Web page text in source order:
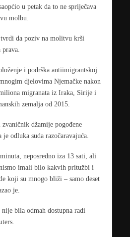
u petak da to ne spriječava
molbu.
da poziv na molitvu krši
prava.
i podrška antiimigrantskoj
djelovima Njemačke nakon
migranata iz Iraka, Sirije i
zemalja od 2015.
džamije pogođene
odluka suda razočaravajuća.
neposredno iza 13 sati, ali
imali bilo kakvih pritužbi i
koji su mnogo bliži – samo deset
je.
bila odmah dostupna radi